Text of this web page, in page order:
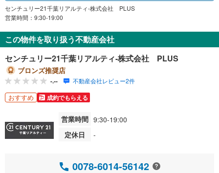
センチュリー21千葉リアルティ-株式会社 PLUS
営業時間：9:30-19:00
この物件を取り扱う不動産会社
センチュリー21千葉リアルティ-株式会社 PLUS
ブロンズ推奨店
-.-- 不動産会社レビュー2件
おすすめ 成約でもらえる
営業時間 9:30-19:00
定休日
-
0078-6014-56142